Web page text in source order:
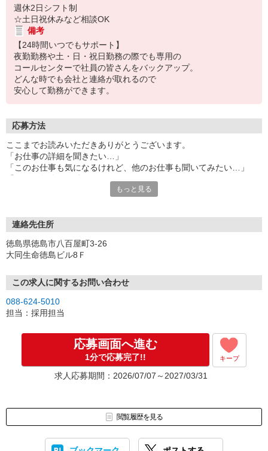
週休2日シフト制
☆土日祝休みなど相談OK
備考
【24時間いつでもサポート】
夜勤勤務や土・日・祝日勤務の際でも専用の
コールセンターで社員の皆さんをバックアップ。
どんな時でも会社と連絡が取れるので
安心して勤務ができます。
応募方法
ここまでお読みいただきありがとうございます。
「お仕事の詳細を聞きたい…」
「このお仕事も気になるけれど、他のお仕事も聞いてみたい…」
などなど、ぜひご相談ください。
お気軽にお電話ください。
こちらのお電話にご連絡いただければ、ご案内がスムーズです。
※弊社代表番号ではなく、こちらの番号へご連絡をお願いいたしま
【WEB応募】
下記にございます【応募画面へ進む】ボタンよりお願い致します。
24時間対応しておりますので、お気軽にご応募ください。
もっと見る
連絡先住所
徳島県徳島市八百屋町3-26
大同生命徳島ビル8Ｆ
この求人に関するお問い合わせ
088-624-5010
担当：採用担当
応募画面へ進む
1分で応募完了!! キープ
求人応募期間：2026/07/07～2027/03/31
閲覧履歴を見る